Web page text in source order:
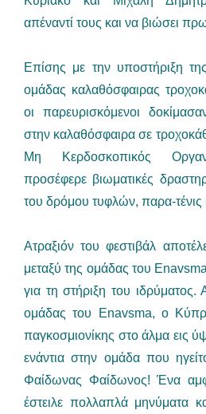
απέναντί τους και να βιώσει
Επίσης με την υποστήριξη
ομάδας καλαθόσφαιρας
οι παρευρισκόμενοι
στην καλαθόσφαιρα σε
Μη Κερδοσκοπικός
προσέφερε βιωματικές
του δρόμου τυφλών, παρα-τένις
Ατραξιόν του φεστιβάλ
μεταξύ της ομάδας του
για τη στήριξη του ιδρύματος.
ομάδας του Enavsma, ο
παγκοσμιονίκης στο άλμα εις
ενάντια στην ομάδα που
Φαίδωνας Φαίδωνος! Ένα
έστειλε πολλαπλά μηνύματα